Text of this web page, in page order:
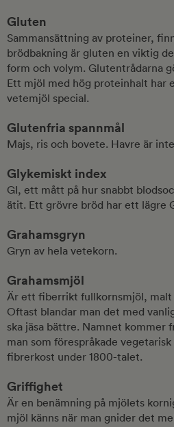
Gluten
Sammansättning av proteiner,
brödbakning är gluten en viktig
form och volym. Glutentrådarna
Ett mjöl med hög proteinhalt har
vetemjöl special.
Glutenfria spannmål
Majs, ris och bovete. Havre är
Glykemiskt index
GI, ett mått på hur snabbt
ätit. Ett grövre bröd har ett lägre
Grahamsgryn
Gryn av hela vetekorn.
Grahamsmjöl
Är ett fiberrikt fullkornsmjöl, malt
Oftast blandar man det med
ska jäsa bättre. Namnet kommer
man som förespråkade
fibrerkost under 1800-talet.
Griffighet
Är en benämning på mjölets
mjöl känns när man gnider det